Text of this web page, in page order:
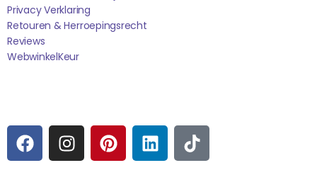
Privacy Verklaring
Retouren & Herroepingsrecht
Reviews
WebwinkelKEur
F
A
C
I
N
S
P
I
N
L
I
N
T
I
K